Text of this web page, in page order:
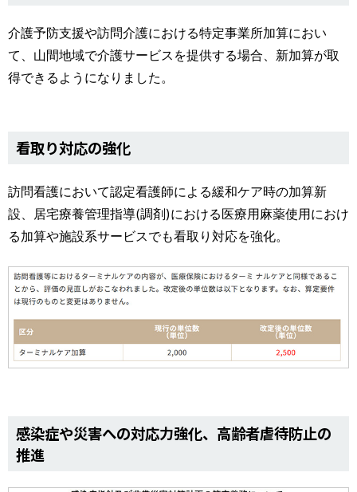
介護予防支援や訪問介護における特定事業所加算におい
て、山間地域で介護サービスを提供する場合、新加算が取
得できるようになりました。
看取り対応の強化
訪問看護において認定看護師による緩和ケア時の加算新
設、居宅療養管理指導(調剤)における医療用麻薬使用におけ
る加算や施設系サービスでも看取り対応を強化。
感染症や災害への対応力強化、高齢者虐待防止の
推進